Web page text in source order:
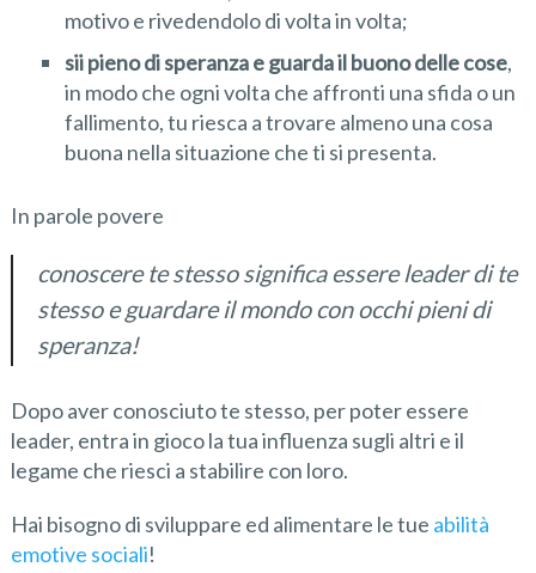
motivo e rivedendolo di volta in volta;
sii pieno di speranza e guarda il buono delle cose,
in modo che ogni volta che affronti una sfida o un
fallimento, tu riesca a trovare almeno una cosa
buona nella situazione che ti si presenta.
In parole povere
conoscere te stesso significa essere leader di te
stesso e guardare il mondo con occhi pieni di
speranza!
Dopo aver conosciuto te stesso, per poter essere
leader, entra in gioco la tua influenza sugli altri e il
legame che riesci a stabilire con loro.
Hai bisogno di sviluppare ed alimentare le tue abilità
emotive sociali!